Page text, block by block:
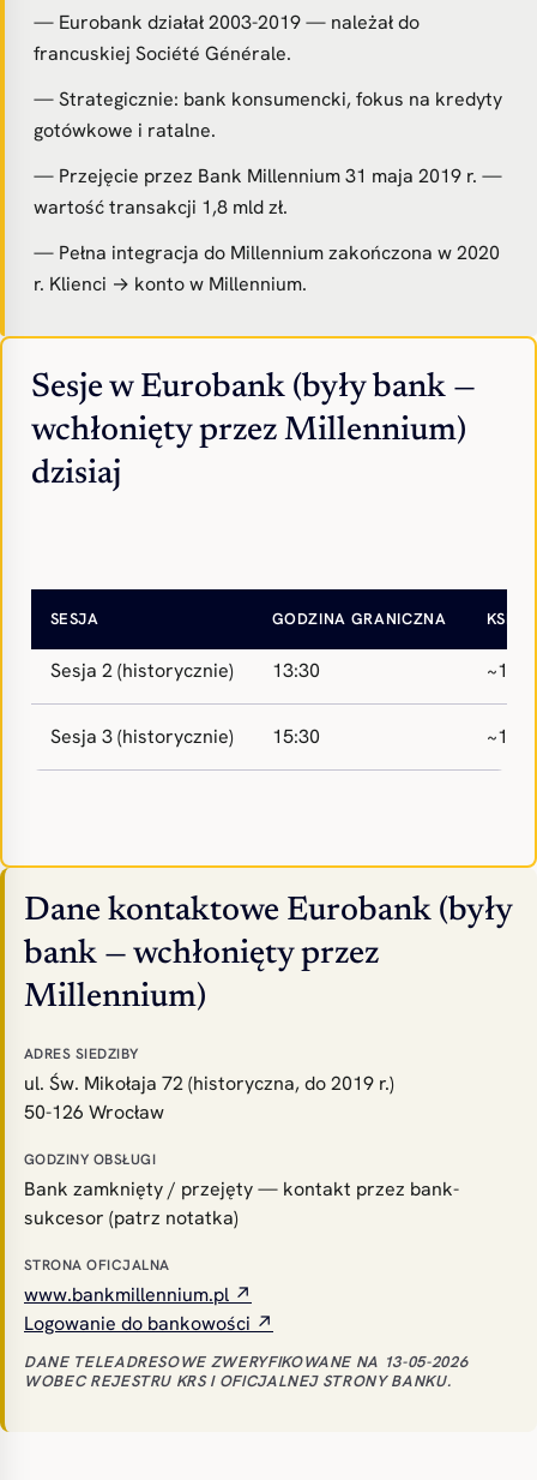
— Eurobank działał 2003-2019 — należał do
francuskiej Société Générale.
— Strategicznie: bank konsumencki, fokus na kredyty
gotówkowe i ratalne.
— Przejęcie przez Bank Millennium 31 maja 2019 r. —
wartość transakcji 1,8 mld zł.
— Pełna integracja do Millennium zakończona w 2020
r. Klienci → konto w Millennium.
Sesje w Eurobank (były bank —
wchłonięty przez Millennium)
dzisiaj
SESJA GODZINA GRANICZNA
Sesja 2 (historycznie) 13:30
Sesja 3 (historycznie) 15:30
Dane kontaktowe Eurobank (były
bank — wchłonięty przez
Millennium)
ADRES SIEDZIBY
ul. Św. Mikołaja 72 (historyczna, do 2019 r.)
50-126 Wrocław
GODZINY OBSŁUGI
Bank zamknięty / przejęty — kontakt przez bank-
sukcesor (patrz notatka)
STRONA OFICJALNA
www.bankmillennium.pl ↗
Logowanie do bankowości ↗
DANE TELEADRESOWE ZWERYFIKOWANE NA 13-05-2026
WOBEC REJESTRU KRS I OFICJALNEJ STRONY BANKU.